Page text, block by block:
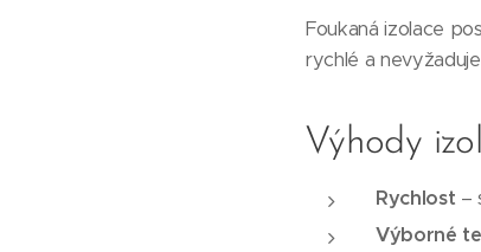
Foukaná izolace
rychlé a
Výhody
Rychlost –
Výborné